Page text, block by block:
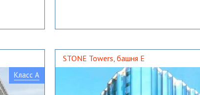
Класс A
STONE Towers, башня Е